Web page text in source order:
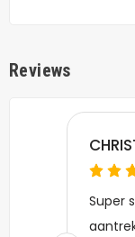
Reviews